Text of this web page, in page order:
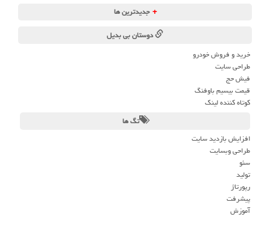
+ جدیدترین ها
دوستان بی بدیل
خرید و فروش خودرو
طراحی سایت
فیش حج
قیمت بیسیم باوفنگ
کوتاه کننده لینک
تگ ها
افزایش بازدید سایت
طراحی وبسایت
سئو
تولید
رپورتاژ
پیشرفت
آموزش